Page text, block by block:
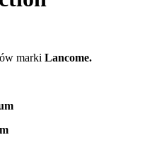
marki Lancome.